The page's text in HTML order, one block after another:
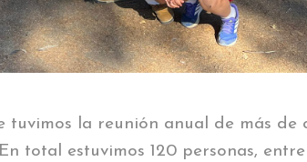
la reunión anual de más de
total estuvimos 120 personas,